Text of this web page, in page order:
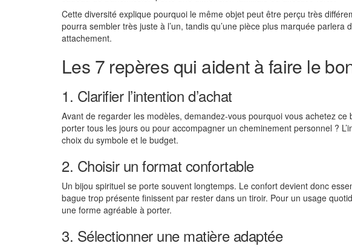
Cette diversité explique pourquoi le même objet peut être perçu très
pourra sembler très juste à l’un, tandis qu’une pièce plus marquée
attachement.
Les 7 repères qui aident à faire le
1. Clarifier l’intention d’achat
Avant de regarder les modèles, demandez-vous pourquoi vous achetez
porter tous les jours ou pour accompagner un cheminement personnel ?
choix du symbole et le budget.
2. Choisir un format confortable
Un bijou spirituel se porte souvent longtemps. Le confort devient donc
bague trop présente finissent par rester dans un tiroir. Pour un usage
une forme agréable à porter.
3. Sélectionner une matière adaptée